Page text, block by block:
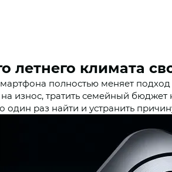
летнего климата
полностью меняет
износ, тратить семейный
один раз найти и устранить